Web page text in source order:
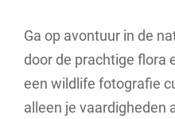
Ga op avontuur in de
door de prachtige flora
een wildlife fotografie
alleen je vaardigheden